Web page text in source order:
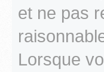
et ne pas
Lorsque